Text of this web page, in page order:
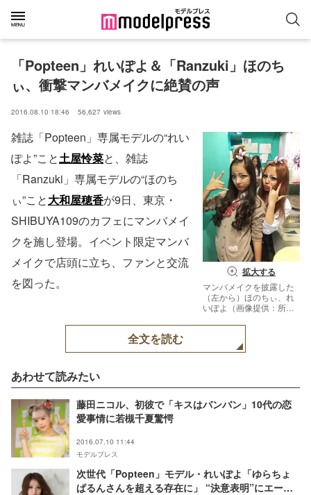
「Popteen」れいぽよ＆「Ranzuki」ほのち
ぃ、衝撃マンバメイクに絶賛の声
2016.08.10 18:46 56,627 views
拡大する
マンバメイクを披露した
（左から）ほのちぃ、れ
いぽよ（画像提供：所属
雑誌「Popteen」専属モデルの“れい
ぽよ”こと土屋怜菜と、雑誌
「Ranzuki」専属モデルの“ほのち
ぃ”こと大和屋穂香が9日、東京・
SHIBUYA109のカフェにマンバメイ
クを施し登場。イベント限定マンバ
メイクで店頭に立ち、ファンと交流
を図った。
全文を読む
あわせて読みたい
藤田ニコル、初彼で「キスはバンバン」10代の恋
愛事情に若槻千夏驚愕
2016.07.10 11:44
モデルプレス
次世代「Popteen」モデル・れいぽよ「ゆらちょ
ぱるんさんを超える存在に」 “決意表明”にエール